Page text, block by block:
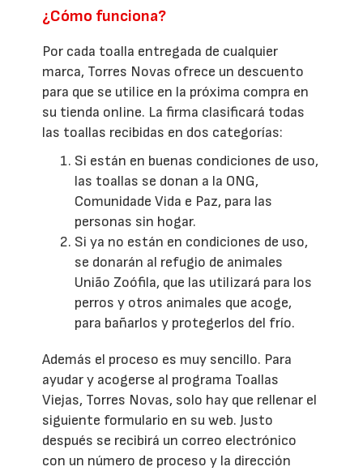
¿Cómo funciona?
Por cada toalla entregada de cualquier
marca, Torres Novas ofrece un descuento
para que se utilice en la próxima compra en
su tienda online. La firma clasificará todas
las toallas recibidas en dos categorías:
Si están en buenas condiciones de uso,
las toallas se donan a la ONG,
Comunidade Vida e Paz, para las
personas sin hogar.
Si ya no están en condiciones de uso,
se donarán al refugio de animales
União Zoófila, que las utilizará para los
perros y otros animales que acoge,
para bañarlos y protegerlos del frío.
Además el proceso es muy sencillo. Para
ayudar y acogerse al programa Toallas
Viejas, Torres Novas, solo hay que rellenar el
siguiente formulario en su web. Justo
después se recibirá un correo electrónico
con un número de proceso y la dirección